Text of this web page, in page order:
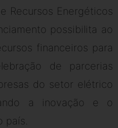
Recursos Energéticos
possibilita ao
financeiros para
de parcerias
do setor elétrico
a inovação e o
país.